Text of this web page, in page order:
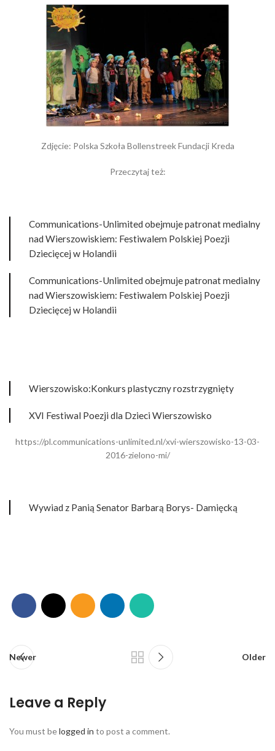
Zdjęcie: Polska Szkoła Bollenstreek Fundacji Kreda
Przeczytaj też:
Communications-Unlimited obejmuje patronat medialny
nad Wierszowiskiem: Festiwalem Polskiej Poezji
Dziecięcej w Holandii
Communications-Unlimited obejmuje patronat medialny
nad Wierszowiskiem: Festiwalem Polskiej Poezji
Dziecięcej w Holandii
Wierszowisko:Konkurs plastyczny rozstrzygnięty
XVI Festiwal Poezji dla Dzieci Wierszowisko
https://pl.communications-unlimited.nl/xvi-wierszowisko-13-03-
2016-zielono-mi/
Wywiad z Panią Senator Barbarą Borys- Damięcką
Newer Older
Leave a Reply
You must belogged in to post a comment.